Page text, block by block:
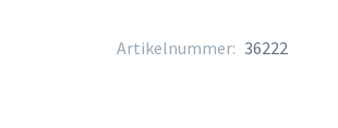
Artikelnummer: 36222